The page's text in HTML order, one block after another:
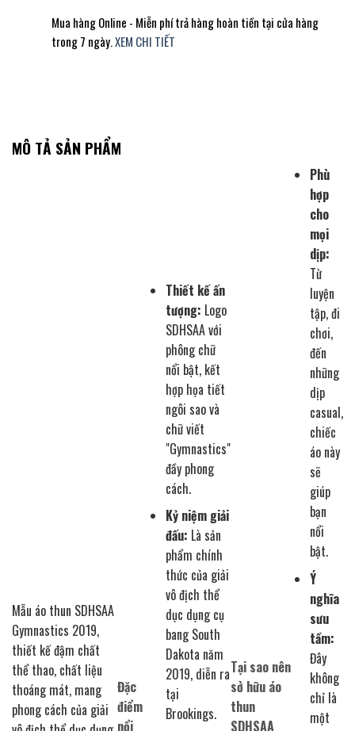
Mua hàng Online - Miễn phí trả hàng hoàn tiền tại cửa hàng
trong 7 ngày.XEM CHI TIẾT
MÔ TẢ SẢN PHẨM
Mẫu áo thun SDHSAA
Gymnastics 2019,
thiết kế đậm chất
thể thao, chất liệu
thoáng mát, mang
phong cách của giải
Đặc
điểm
nổi
Thiết kế ấn
tượng: Logo
SDHSAA với
phông chữ
nổi bật, kết
hợp họa tiết
ngôi sao và
chữ viết
"Gymnastics"
đầy phong
cách.
Kỷ niệm giải
đấu: Là sản
phẩm chính
thức của giải
vô địch thể
dục dụng cụ
bang South
Dakota năm
2019, diễn ra
tại
Brookings.
Tại sao nên
sở hữu áo
thun
SDHSAA
Phù
hợp
cho
mọi
dịp:
Từ
luyện
tập, đi
chơi,
đến
những
dịp
casual,
chiếc
áo này
sẽ
giúp
bạn
nổi
bật.
Ý
nghĩa
sưu
tầm:
Đây
không
chỉ là
một